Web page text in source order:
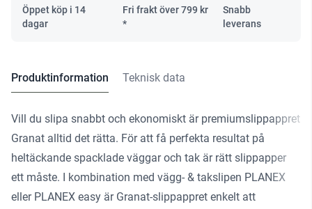
Öppet köp i 14
dagar
Fri frakt över799 kr
*
Snabb
leverans
Produktinformation Teknisk data
Vill du slipa snabbt och ekonomiskt är premiumslippappret
Granat alltid det rätta. För att få perfekta resultat på
heltäckande spacklade väggar och tak är rätt slippapper
ett måste. I kombination med vägg- & takslipen PLANEX
eller PLANEX easy är Granat-slippappret enkelt att